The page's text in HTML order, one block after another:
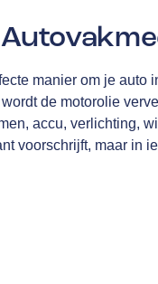
manier om je auto
wordt de motorolie
accu, verlichting,
voorschrijft, maar in